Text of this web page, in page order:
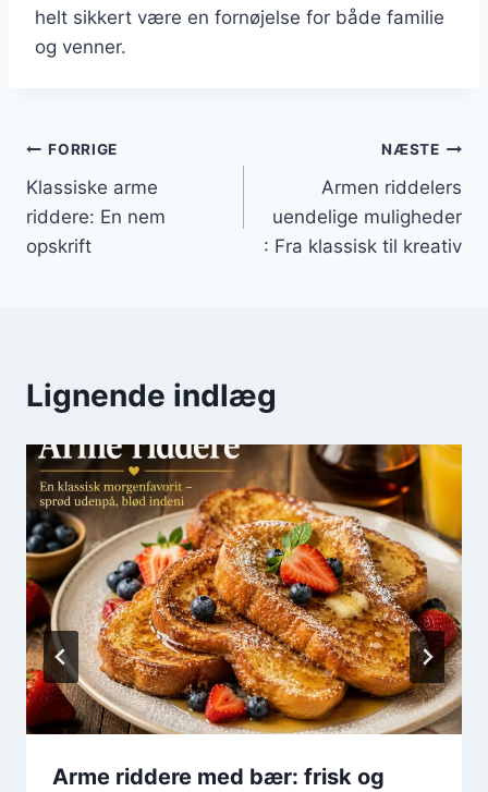
helt sikkert være en fornøjelse for både familie
og venner.
Indlægsnavigation
FORRIGE
Klassiske arme
riddere: En nem
opskrift
NÆSTE
Armen riddelers
uendelige muligheder
: Fra klassisk til kreativ
Lignende indlæg
Arme riddere med bær: frisk og